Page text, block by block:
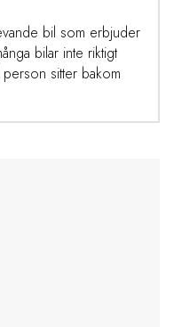
bil som erbjuder
bilar inte riktigt
sitter bakom